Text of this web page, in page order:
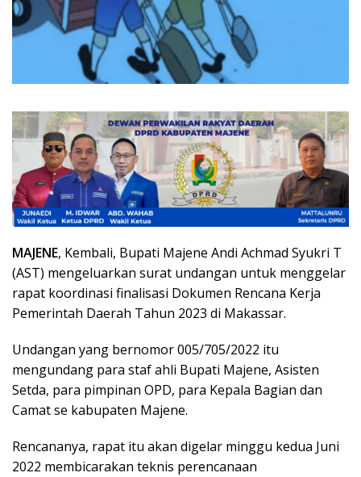
MAJENE, Kembali, Bupati Majene Andi Achmad Syukri T
(AST) mengeluarkan surat undangan untuk menggelar
rapat koordinasi finalisasi Dokumen Rencana Kerja
Pemerintah Daerah Tahun 2023 di Makassar.
Undangan yang bernomor 005/705/2022 itu
mengundang para staf ahli Bupati Majene, Asisten
Setda, para pimpinan OPD, para Kepala Bagian dan
Camat se kabupaten Majene.
Rencananya, rapat itu akan digelar minggu kedua Juni
2022 membicarakan teknis perencanaan